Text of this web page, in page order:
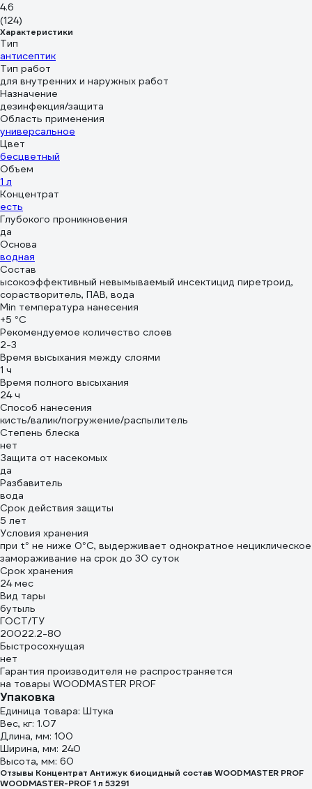
4.6
(124)
Характеристики
Тип
антисептик
Тип работ
для внутренних и наружных работ
Назначение
дезинфекция/защита
Область применения
универсальное
Цвет
бесцветный
Объем
1 л
Концентрат
есть
Глубокого проникновения
да
Основа
водная
Состав
ысокоэффективный невымываемый инсектицид пиретроид,
сорастворитель, ПАВ, вода
Min температура нанесения
+5 °С
Рекомендуемое количество слоев
2-3
Время высыхания между слоями
1 ч
Время полного высыхания
24 ч
Способ нанесения
кисть/валик/погружение/распылитель
Степень блеска
нет
Защита от насекомых
да
Разбавитель
вода
Срок действия защиты
5 лет
Условия хранения
при t° не ниже 0°С, выдерживает однократное нециклическое
замораживание на срок до 30 суток
Срок хранения
24 мес
Вид тары
бутыль
ГОСТ/ТУ
20022.2-80
Быстросохнущая
нет
Гарантия производителя не распространяется
на товары WOODMASTER PROF
Упаковка
Единица товара: Штука
Вес, кг: 1.07
Длина, мм: 100
Ширина, мм: 240
Высота, мм: 60
Отзывы Концентрат Антижук биоцидный состав WOODMASTER PROF
WOODMASTER-PROF 1 л 53291